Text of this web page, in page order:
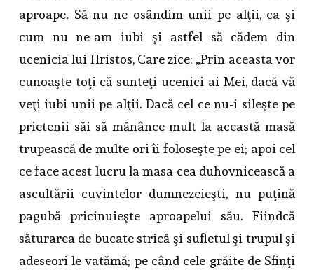
aproape. Să nu ne osândim unii pe alţii, ca şi
cum nu ne-am iubi şi astfel să cădem din
ucenicia lui Hristos, Care zice: „Prin aceasta vor
cunoaşte toţi că sunteţi ucenici ai Mei, dacă vă
veţi iubi unii pe alţii. Dacă cel ce nu-i sileşte pe
prietenii săi să mănânce mult la această masă
trupească de multe ori îi foloseşte pe ei; apoi cel
ce face acest lucru la masa cea duhovnicească a
ascultării cuvintelor dumnezeieşti, nu puţină
pagubă pricinuieşte aproapelui său. Fiindcă
săturarea de bucate strică şi sufletul şi trupul şi
adeseori le vatămă; pe când cele grăite de Sfinţi